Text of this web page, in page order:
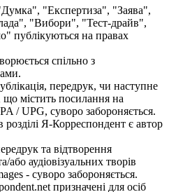
"Експертиза", "Заява",
"Вибори", "Тест-драйв",
публікуються на правах
спільно з
передрук, чи наступне
містить посилання на
/ UPG, суворо забороняється.
Я-Корреспондент є автор
та відтворення
або аудіовізуальних творів
- суворо забороняється.
призначені для осіб